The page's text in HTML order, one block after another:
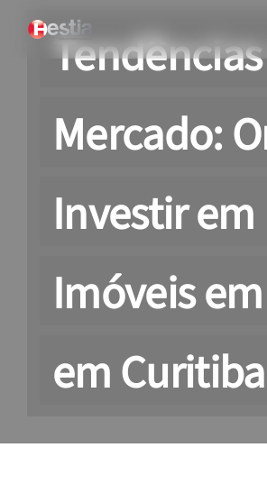
para
Mercado:
Investir em
Imóveis
em Curitiba